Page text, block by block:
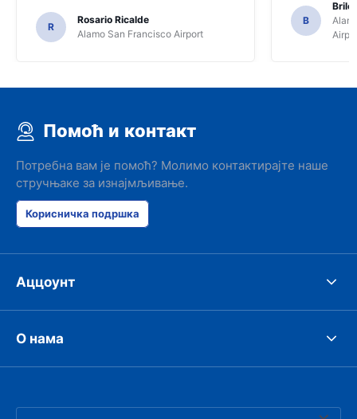
R
Rosario Ricalde
Alamo San Francisco Airport
B
Помоћ и контакт
Потребна вам је помоћ? Молимо контактирајте наше
стручњаке за изнајмљивање.
Корисничка подршка
Аццоунт
О нама